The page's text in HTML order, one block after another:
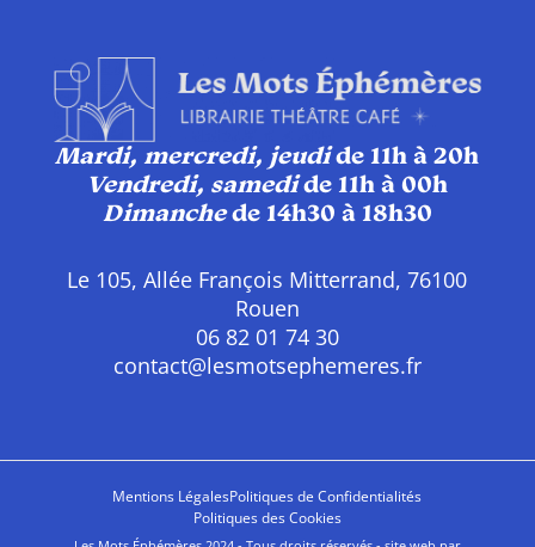
Mardi, mercredi, jeudide 11h à 20h
Vendredi, samedide 11h à 00h
Dimanchede 14h30 à 18h30
Le 105, Allée François Mitterrand, 76100
Rouen
06 82 01 74 30
contact@lesmotsephemeres.fr
Mentions LégalesPolitiques de Confidentialités
Politiques des Cookies